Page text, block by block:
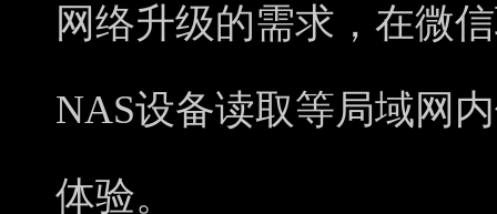
网络升级的需求，在微
NAS设备读取等局域网
体验。